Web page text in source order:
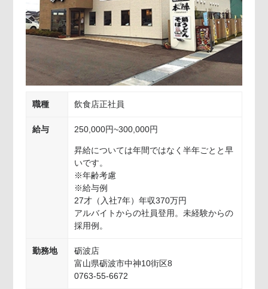
職種 飲食店正社員
給与 250,000円~300,000円
昇給については年間ではなく半年ごとと早
いです。
※年齢考慮
※給与例
27才（入社7年）年収370万円
アルバイトからの社員登用。未経験からの
採用例。
勤務地
砺波店
富山県砺波市中神10街区8
0763-55-6672